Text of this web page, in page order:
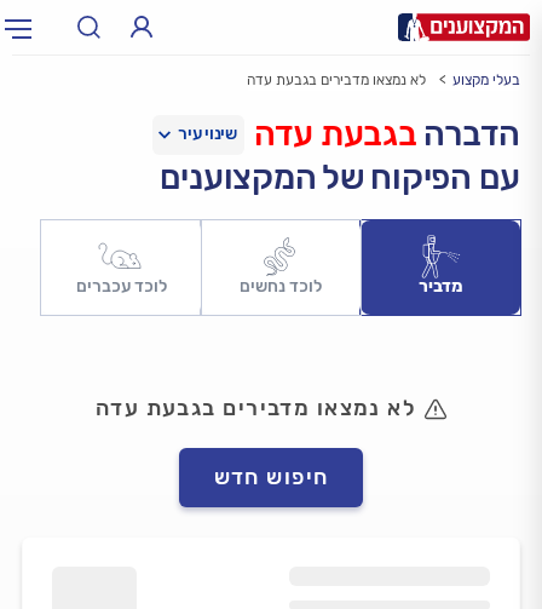
עירעיר: תל אביב, חיפה…
בעלי מקצוע לא נמצאו מדבירים בגבעת עדה
הדברה בגבעת עדה
עם הפיקוח של המקצוענים
מדביר לוכד נחשים לוכד עכברים
לא נמצאו מדבירים בגבעת עדה
חיפוש חדש